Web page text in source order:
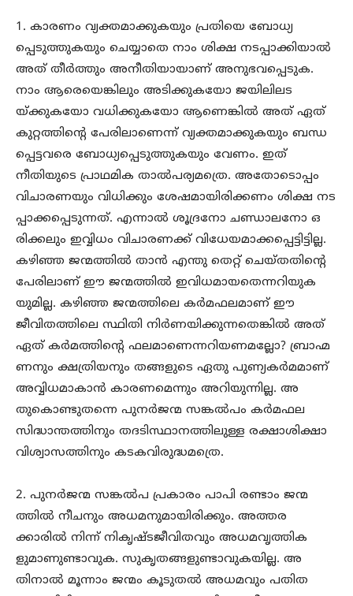
1. കാരണം വ്യക്തമാക്കുകയും പ്രതിയെ ബോധ്യ
പ്പെടുത്തുകയും ചെയ്യാതെ നാം ശിക്ഷ നടപ്പാക്കിയാൽ
അത് തീർത്തും അനീതിയായാണ് അനുഭവപ്പെടുക.
നാം ആരെയെങ്കിലും അടിക്കുകയോ ജയിലിലട
യ്ക്കുകയോ വധിക്കുകയോ ആണെങ്കിൽ അത് ഏത്
കുറ്റത്തിന്റെ പേരിലാണെന്ന് വ്യക്തമാക്കുകയും ബന്ധ
പ്പെട്ടവരെ ബോധ്യപ്പെടുത്തുകയും വേണം. ഇത്
നീതിയുടെ പ്രാഥമിക താൽപര്യമത്രെ. അതോടൊപ്പം
വിചാരണയും വിധിക്കും ശേഷമായിരിക്കണം ശിക്ഷ നട
പ്പാക്കപ്പെടുന്നത്. എന്നാൽ ശൂദ്രനോ ചണ്ഡാലനോ ഒ
രിക്കലും ഇവ്വിധം വിചാരണക്ക് വിധേയമാക്കപ്പെട്ടിട്ടില്ല.
കഴിഞ്ഞ ജന്മത്തിൽ താൻ എന്തു തെറ്റ് ചെയ്തതിന്റെ
പേരിലാണ് ഈ ജന്മത്തിൽ ഇവിധമായതെന്നറിയുക
യുമില്ല. കഴിഞ്ഞ ജന്മത്തിലെ കർമഫലമാണ് ഈ
ജീവിതത്തിലെ സ്ഥിതി നിർണയിക്കുന്നതെങ്കിൽ അത്
ഏത് കർമത്തിന്റെ ഫലമാണെന്നറിയണമല്ലോ? ബ്രാഹ്മ
ണനും ക്ഷത്രിയനും തങ്ങളുടെ ഏതു പുണ്യകർമമാണ്
അവ്വിധമാകാൻ കാരണമെന്നും അറിയുന്നില്ല. അ
തുകൊണ്ടുതന്നെ പുനർജന്മ സങ്കൽപം കർമഫല
സിദ്ധാന്തത്തിനും തദടിസ്ഥാനത്തിലുള്ള രക്ഷാശിക്ഷാ
വിശ്വാസത്തിനും കടകവിരുദ്ധമത്രെ.
2. പുനർജന്മ സങ്കൽപ പ്രകാരം പാപി രണ്ടാം ജന്മ
ത്തിൽ നീചനും അധമനുമായിരിക്കും. അത്തര
ക്കാരിൽ നിന്ന് നികൃഷ്ടജീവിതവും അധമവൃത്തിക
ളുമാണുണ്ടാവുക. സുകൃതങ്ങളുണ്ടാവുകയില്ല. അ
തിനാൽ മൂന്നാം ജന്മം കൂടുതൽ അധമവും പതിത